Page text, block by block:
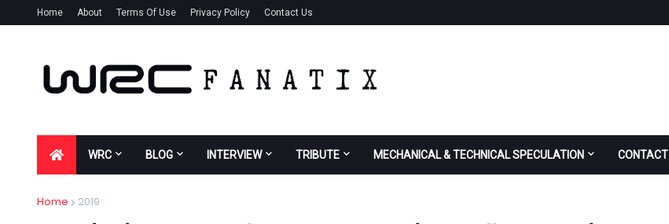
Home About Terms Of Use Privacy Policy Contact Us
WRC BLOG INTERVIEW TRIBUTE MECHANICAL & TECHNICAL SPECULATION CONTACT
Home 2019